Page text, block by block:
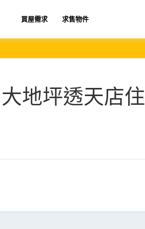
買屋需求 求售物件
地坪透天店住